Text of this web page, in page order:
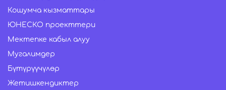
Кошумча кызматтары
ЮНЕСКО проекттери
Мектепке кабыл алуу
Мугалимдер
Бүтүрүүчүлөр
Жетишкендиктер